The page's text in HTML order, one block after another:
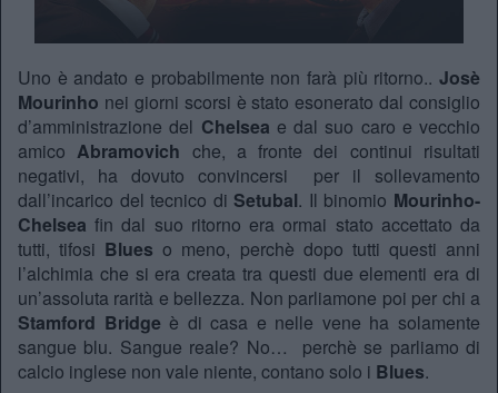
Uno è andato e probabilmente non farà più ritorno.. Josè
Mourinho nei giorni scorsi è stato esonerato dal consiglio
d’amministrazione del Chelsea e dal suo caro e vecchio
amicoAbramovich che, a fronte dei continui risultati
negativi, ha dovuto convincersi per il sollevamento
dall’incarico del tecnico di Setubal. Il binomio Mourinho-
Chelsea fin dal suo ritorno era ormai stato accettato da
tutti, tifosi Blues o meno, perchè dopo tutti questi anni
l’alchimia che si era creata tra questi due elementi era di
un’assoluta rarità e bellezza. Non parliamone poi per chi a
Stamford Bridge è di casa e nelle vene ha solamente
sangue blu. Sangue reale? No… perchè se parliamo di
calcio inglese non vale niente, contano solo i Blues.